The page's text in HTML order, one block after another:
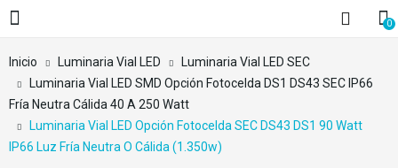
0
Inicio Luminaria Vial LED
Luminaria Vial LED SEC
Luminaria Vial LED SMD Opción Fotocelda DS1 DS43 SEC IP66
Fría Neutra Cálida 40 A 250 Watt
Luminaria Vial LED Opción Fotocelda SEC DS43 DS1 90 Watt
IP66 Luz Fría Neutra O Cálida (1.350w)